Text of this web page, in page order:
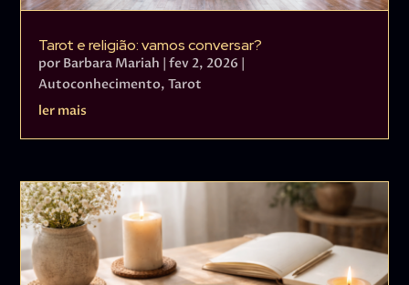
Tarot e religião: vamos conversar?
por Barbara Mariah |fev 2, 2026 |
Autoconhecimento,Tarot
ler mais